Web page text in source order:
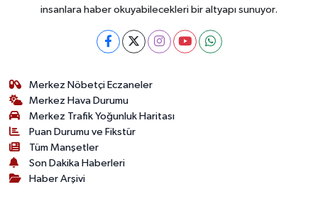
insanlara haber okuyabilecekleri bir altyapı sunuyor.
Merkez Nöbetçi Eczaneler
Merkez Hava Durumu
Merkez Trafik Yoğunluk Haritası
Puan Durumu ve Fikstür
Tüm Manşetler
Son Dakika Haberleri
Haber Arşivi